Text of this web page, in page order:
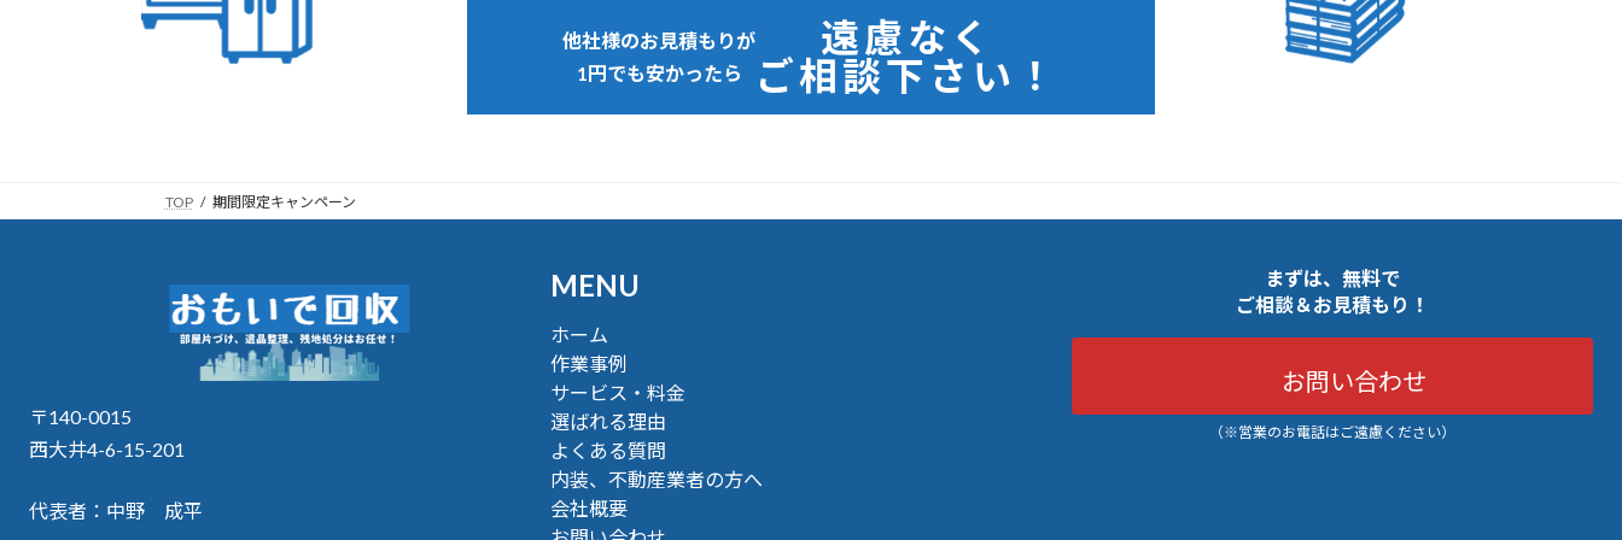
他社様のお見積もりが
1円でも安かったら
遠慮なく
ご相談下さい！
TOP 期間限定キャンペーン
〒140-0015
西大井4-6-15-201
代表者：中野 成平
MENU
ホーム
作業事例
サービス・料金
選ばれる理由
よくある質問
内装、不動産業者の方へ
会社概要
まずは、無料で
ご相談＆お見積もり！
お問い合わせ
（※営業のお電話はご遠慮ください）